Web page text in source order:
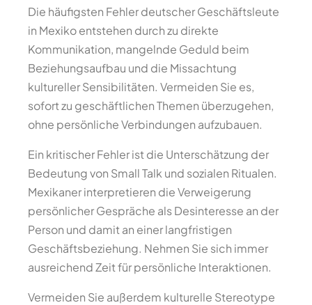
Die häufigsten Fehler deutscher Geschäftsleute
in Mexiko entstehen durch zu direkte
Kommunikation, mangelnde Geduld beim
Beziehungsaufbau und die Missachtung
kultureller Sensibilitäten. Vermeiden Sie es,
sofort zu geschäftlichen Themen überzugehen,
ohne persönliche Verbindungen aufzubauen.
Ein kritischer Fehler ist die Unterschätzung der
Bedeutung von Small Talk und sozialen Ritualen.
Mexikaner interpretieren die Verweigerung
persönlicher Gespräche als Desinteresse an der
Person und damit an einer langfristigen
Geschäftsbeziehung. Nehmen Sie sich immer
ausreichend Zeit für persönliche Interaktionen.
Vermeiden Sie außerdem kulturelle Stereotype